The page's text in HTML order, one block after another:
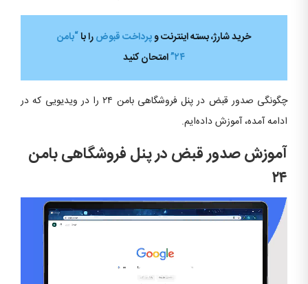
خرید شارژ، بسته اینترنت وپرداخت قبوضرا با“بامن
۲۴” امتحان کنید
چگونگی صدور قبض در پنل فروشگاهی بامن ۲۴ را در ویدیویی که در
ادامه آمده، آموزش داده‌ایم.
آموزش صدور قبض در پنل فروشگاهی بامن
۲۴